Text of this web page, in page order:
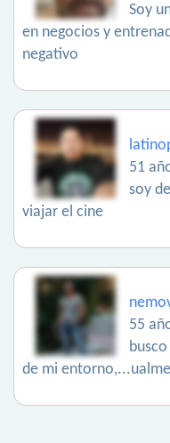
Soy
en negocios y
negativo
51
soy
viajar el cine
55
de mi